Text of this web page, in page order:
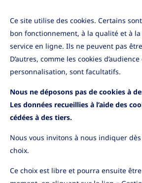
Marchés Financiers• 08/04/2026
Le point sur les
financiers avril 2026
Lire la suite
Ce site utilise des cookies. Certains
bon fonctionnement, à la qualité et à
service en ligne. Ils ne peuvent pas
D’autres, comme les cookies
personnalisation, sont facultatifs.
Nous ne déposons pas de cookies à
Les données recueillies à l’aide des
cédées à des tiers.
Nous vous invitons à nous indiquer
choix.
Ce choix est libre et pourra ensuite